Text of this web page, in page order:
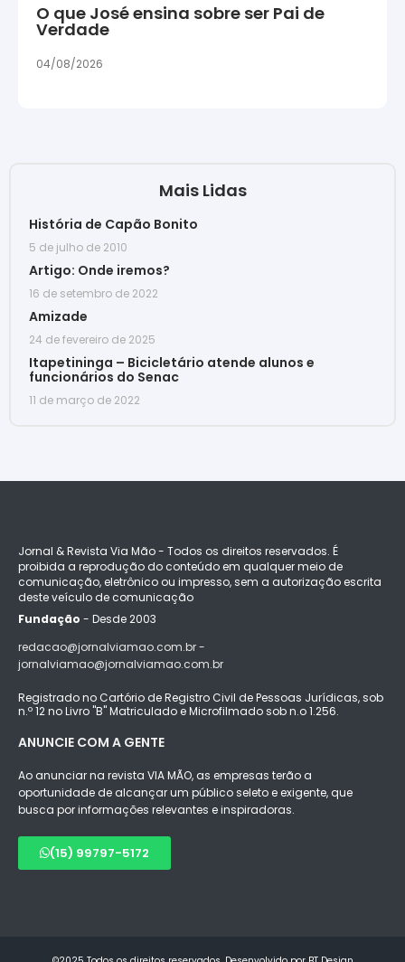
O que José ensina sobre ser Pai de
Verdade
04/08/2026
Mais Lidas
História de Capão Bonito
5 de julho de 2010
Artigo: Onde iremos?
16 de setembro de 2022
Amizade
24 de fevereiro de 2025
Itapetininga – Bicicletário atende alunos e
funcionários do Senac
11 de março de 2022
Jornal & Revista Via Mão - Todos os direitos reservados. É
proibida a reprodução do conteúdo em qualquer meio de
comunicação, eletrônico ou impresso, sem a autorização escrita
deste veículo de comunicação
Fundação - Desde 2003
redacao@jornalviamao.com.br -
jornalviamao@jornalviamao.com.br
Registrado no Cartório de Registro Civil de Pessoas Jurídicas, sob
n.º 12 no Livro "B" Matriculado e Microfilmado sob n.o 1.256.
ANUNCIE COM A GENTE
Ao anunciar na revista VIA MÃO, as empresas terão a
oportunidade de alcançar um público seleto e exigente, que
busca por informações relevantes e inspiradoras.
(15) 99797-5172